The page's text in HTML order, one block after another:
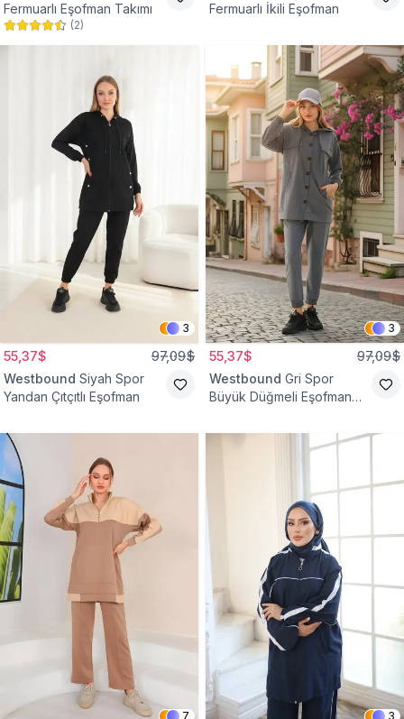
Fermuarlı Eşofman Takımı
(2)
Fermuarlı İkili Eşofman
3
55,37$ 97,09$
Westbound Siyah Spor
Yandan Çıtçıtlı Eşofman
3
55,37$ 97,09$
Westbound Gri Spor
Büyük Düğmeli Eşofman
7 3